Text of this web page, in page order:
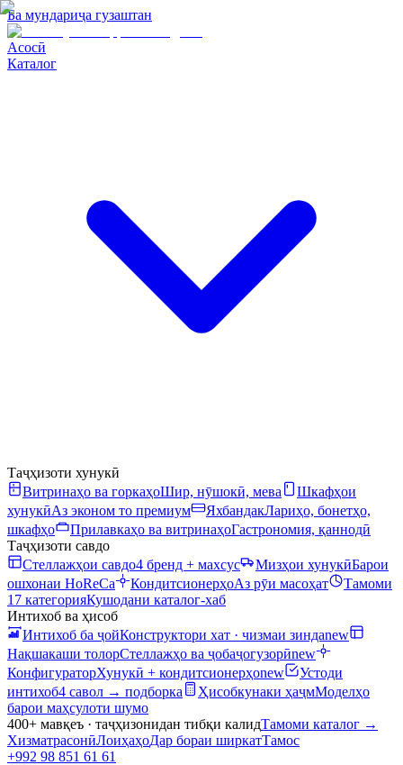
Ба мундариҷа гузаштан
Асосӣ
Каталог
Таҷҳизоти хунукӣ
Витринаҳо ва горкаҳоШир, нӯшокӣ, мева
Шкафҳои
хунукӣАз эконом то премиум ЯхбандакЛариҳо, бонетҳо,
шкафҳо
Прилавкаҳо ва витринаҳоГастрономия, қаннодӣ
Таҷҳизоти савдо
Стеллажҳои савдо4 бренд + махсус Мизҳои хунукӣБарои
ошхонаи HoReCa
КондитсионерҳоАз рӯи масоҳат
Тамоми
17 категорияКушодани каталог-хаб
Интихоб ва ҳисоб
Интихоб ба ҷойКонструктори хат · чизмаи зиндаnew
Нақшакаши толорСтеллажҳо ва ҷобаҷогузорӣnew
КонфигураторХунукӣ + кондитсионерҳоnew
Устоди
интихоб4 савол → подборка Ҳисобкунаки ҳаҷмМоделҳо
барои маҳсулоти шумо
400+ мавқеъ · таҷҳизонидан тибқи калидТамоми каталог →
ХизматрасонӣЛоиҳаҳоДар бораи ширкатТамос
+992 98 851 61 61